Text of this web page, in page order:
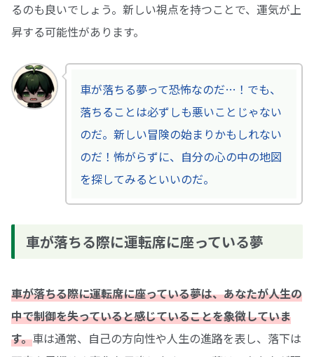
るのも良いでしょう。新しい視点を持つことで、運気が上
昇する可能性があります。
車が落ちる夢って恐怖なのだ…！でも、
落ちることは必ずしも悪いことじゃない
のだ。新しい冒険の始まりかもしれない
のだ！怖がらずに、自分の心の中の地図
を探してみるといいのだ。
車が落ちる際に運転席に座っている夢
車が落ちる際に運転席に座っている夢は、あなたが人生の
中で制御を失っていると感じていることを象徴していま
す。車は通常、自己の方向性や人生の進路を表し、落下は